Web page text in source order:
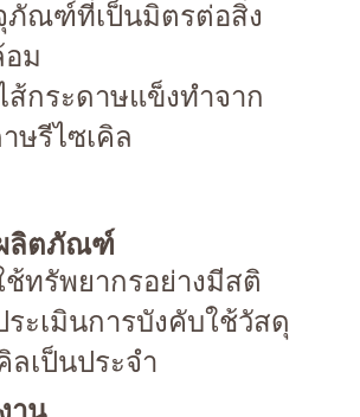
ภัณฑ์ที่เป็นมิตรต่อสิ่ง
ม
ส้กระดาษแข็งทำจาก
ษรีไซเคิล
ลิตภัณฑ์
ช้ทรัพยากรอย่างมีสติ
ระเมินการบังคับใช้วัสดุ
ลเป็นประจำ